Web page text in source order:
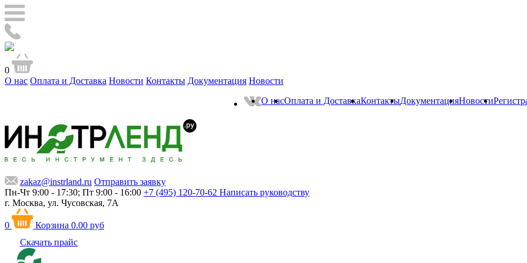
0
О нас Оплата и Доставка Новости Контакты Документация Новости
О насОплата и ДоставкаКонтактыДокументацияНовости
zakaz@instrland.ru Отправить заявку
Пн-Чт 9:00 - 17:30; Пт 9:00 - 16:00 +7 (495) 120-70-62 Написать руководству
г. Москва, ул. Чусовская, 7А
0 Корзина 0.00 руб
Скачать прайс